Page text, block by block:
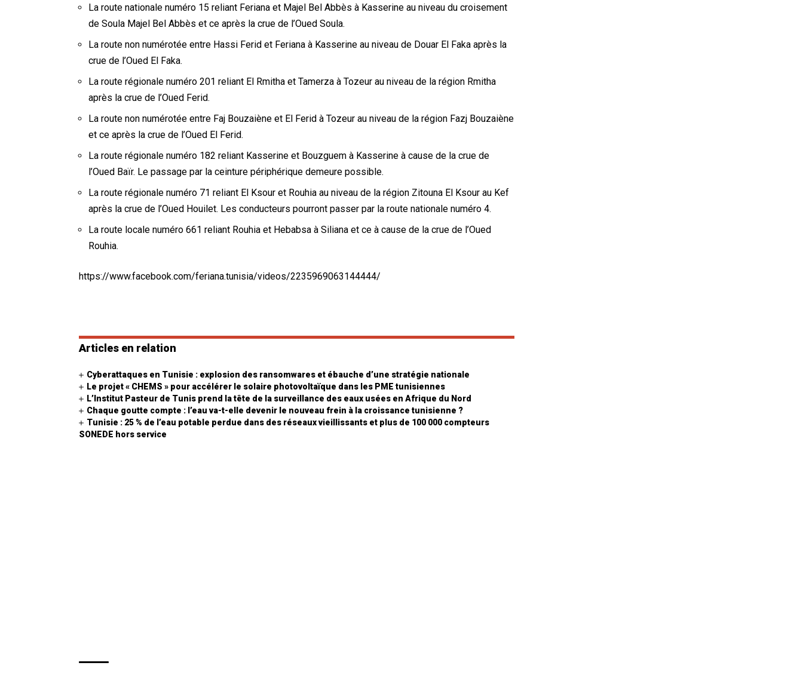
La route nationale numéro 15 reliant Feriana et Majel Bel Abbès à Kasserine au niveau du croisement
de Soula Majel Bel Abbès et ce après la crue de l’Oued Soula.
La route non numérotée entre Hassi Ferid et Feriana à Kasserine au niveau de Douar El Faka après la
crue de l’Oued El Faka.
La route régionale numéro 201 reliant El Rmitha et Tamerza à Tozeur au niveau de la région Rmitha
après la crue de l’Oued Ferid.
La route non numérotée entre Faj Bouzaiène et El Ferid à Tozeur au niveau de la région Fazj Bouzaiène
et ce après la crue de l’Oued El Ferid.
La route régionale numéro 182 reliant Kasserine et Bouzguem à Kasserine à cause de la crue de
l’Oued Baïr. Le passage par la ceinture périphérique demeure possible.
La route régionale numéro 71 reliant El Ksour et Rouhia au niveau de la région Zitouna El Ksour au Kef
après la crue de l’Oued Houilet. Les conducteurs pourront passer par la route nationale numéro 4.
La route locale numéro 661 reliant Rouhia et Hebabsa à Siliana et ce à cause de la crue de l’Oued
Rouhia.
https://www.facebook.com/feriana.tunisia/videos/2235969063144444/
Articles en relation
Cyberattaques en Tunisie : explosion des ransomwares et ébauche d’une stratégie nationale
Le projet « CHEMS » pour accélérer le solaire photovoltaïque dans les PME tunisiennes
L’Institut Pasteur de Tunis prend la tête de la surveillance des eaux usées en Afrique du Nord
Chaque goutte compte : l’eau va-t-elle devenir le nouveau frein à la croissance tunisienne ?
Tunisie : 25 % de l’eau potable perdue dans des réseaux vieillissants et plus de 100 000 compteurs
SONEDE hors service